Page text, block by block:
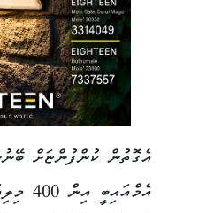
އެގޮތުން ކުންފުންޏަށް